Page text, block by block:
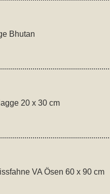
Bhutan
20 x 30 cm
VA Ösen 60 x 90 cm